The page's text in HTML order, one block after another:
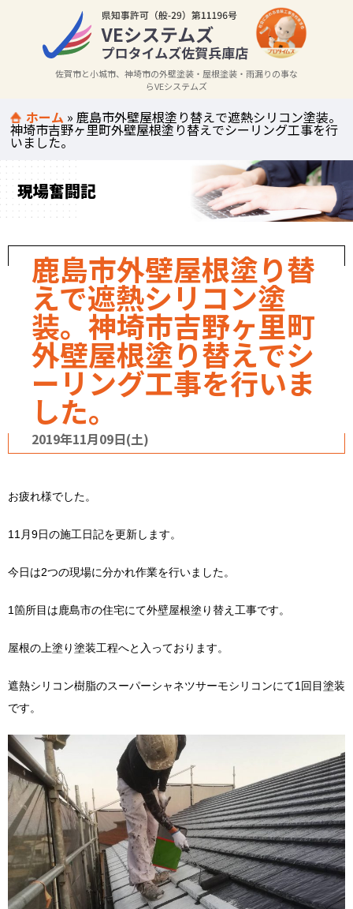
佐賀市と小城市、神埼市の外壁塗装・屋根塗装・雨漏りの事な
らVEシステムズ
ホーム »鹿島市外壁屋根塗り替えで遮熱シリコン塗装。
神埼市吉野ヶ里町外壁屋根塗り替えでシーリング工事を行
いました。
現場奮闘記
鹿島市外壁屋根塗り替
えで遮熱シリコン塗
装。神埼市吉野ヶ里町
外壁屋根塗り替えでシ
ーリング工事を行いま
した。
2019年11月09日(土)
お疲れ様でした。
11月9日の施工日記を更新します。
今日は2つの現場に分かれ作業を行いました。
1箇所目は鹿島市の住宅にて外壁屋根塗り替え工事です。
屋根の上塗り塗装工程へと入っております。
遮熱シリコン樹脂のスーパーシャネツサーモシリコンにて1回目塗装
です。